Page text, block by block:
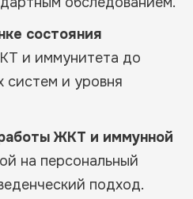
состояния
и иммунитета до
систем и уровня
ЖКТ и иммунной
на персональный
подход.